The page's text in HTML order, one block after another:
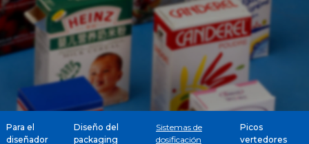
Pour & dose
Bispenser
LÍNEAS DE
EMBALAJE Y
ACCESORIOS
Líneas de embalaje
cartón
Para el
diseñador
Diseño del
packaging
Sistemas de
dosificación
Picos
vertedores